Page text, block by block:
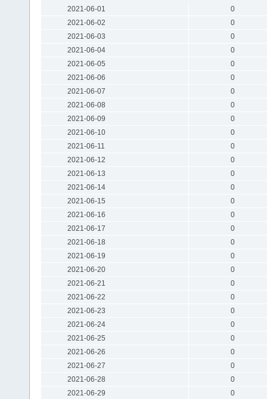
2021-06-01
0
2021-06-02
0
2021-06-03
0
2021-06-04
0
2021-06-05
0
2021-06-06
0
2021-06-07
0
2021-06-08
0
2021-06-09
0
2021-06-10
0
2021-06-11
0
2021-06-12
0
2021-06-13
0
2021-06-14
0
2021-06-15
0
2021-06-16
0
2021-06-17
0
2021-06-18
0
2021-06-19
0
2021-06-20
0
2021-06-21
0
2021-06-22
0
2021-06-23
0
2021-06-24
0
2021-06-25
0
2021-06-26
0
2021-06-27
0
2021-06-28
0
2021-06-29
0